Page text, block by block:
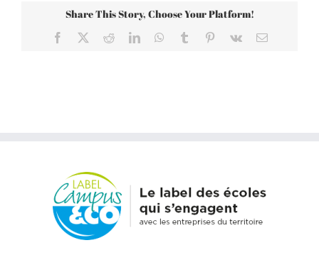
Share This Story, Choose Your Platform!
Facebook RedditLinkedInWhatsApp
Tumblr Pinterest
Vk Email